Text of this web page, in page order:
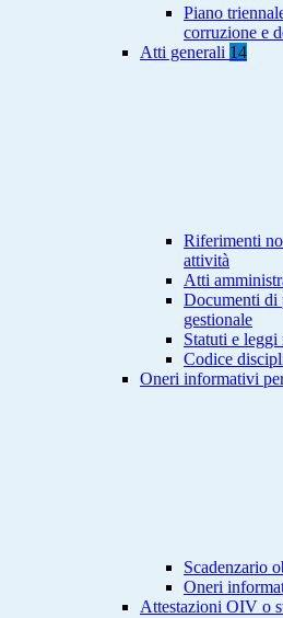
Piano
corruzione e
Atti generali 14
Riferimenti
attività
Atti
Documenti di
gestionale
Statuti e leggi
Codice
Oneri informativi
Scadenzario
Oneri
Attestazioni OIV o